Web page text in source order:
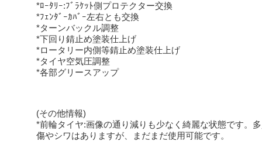
*ﾛｰﾀﾘｰ:ﾌﾞﾗｹｯﾄ側プロテクター交換
*ﾌｪﾝﾀﾞｰｶﾊﾞｰ左右とも交換
*ターンバックル調整
*下回り錆止め塗装仕上げ
*ロータリー内側等錆止め塗装仕上げ
*タイヤ空気圧調整
*各部グリースアップ
(その他情報)
*前輪タイヤ:画像の通り減りも少なく綺麗な状態です。
傷やシワはありますが、まだまだ使用可能です。